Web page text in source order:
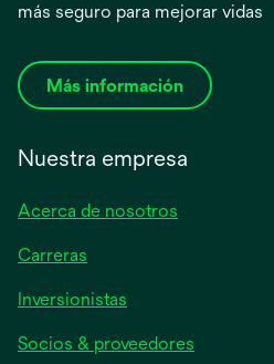
más seguro para mejorar vidas
Más información
Nuestra empresa
Acerca de nosotros
Carreras
Inversionistas
en
Socios & proveedores